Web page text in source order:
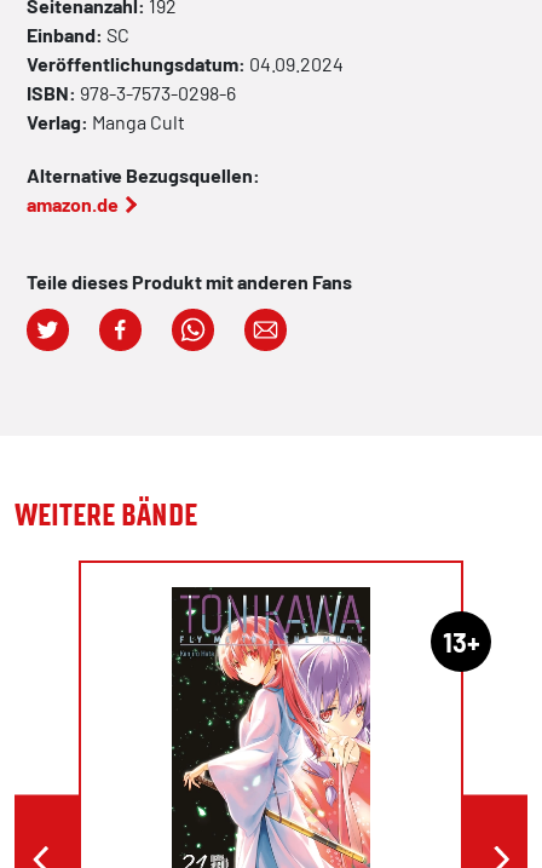
Seitenanzahl: 192
Einband: SC
Veröffentlichungsdatum: 04.09.2024
ISBN: 978-3-7573-0298-6
Verlag: Manga Cult
Alternative Bezugsquellen:
amazon.de
Teile dieses Produkt mit anderen Fans
WEITERE BÄNDE
13+